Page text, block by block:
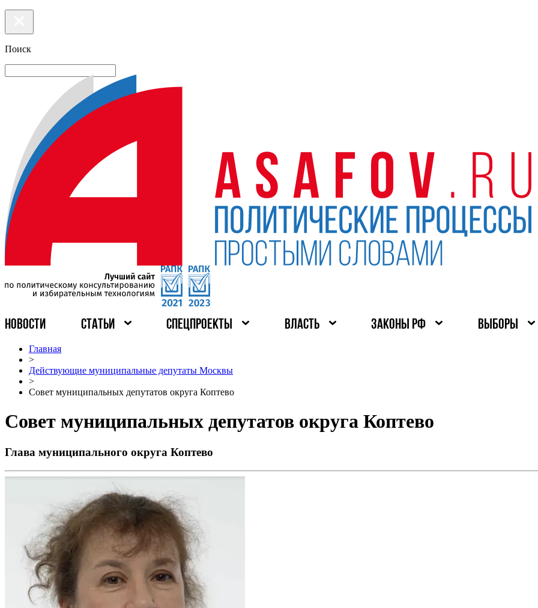
Поиск
НОВОСТИ СТАТЬИ СПЕЦПРОЕКТЫ ВЛАСТЬ ЗАКОНЫ РФ ВЫБОРЫ
Главная
>
Действующие муниципальные депутаты Москвы
>
Совет муниципальных депутатов округа Коптево
Совет муниципальных депутатов округа Коптево
Глава муниципального округа Коптево